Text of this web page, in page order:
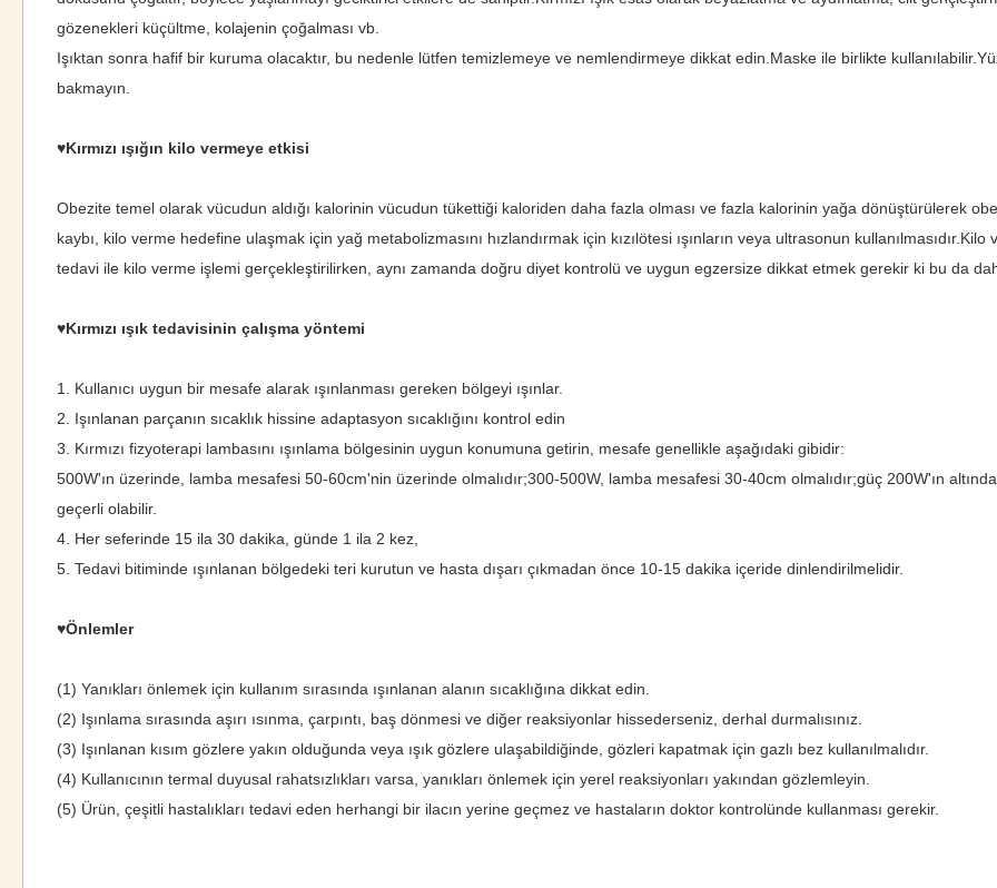
gözenekleri küçültme, kolajenin çoğalması vb.
Işıktan sonra hafif bir kuruma olacaktır, bu nedenle lütfen temizlemeye ve nemlendirmeye dikkat edin.Maske ile birlikte
bakmayın.
♥Kırmızı ışığın kilo vermeye etkisi
Obezite temel olarak vücudun aldığı kalorinin vücudun tükettiği kaloriden daha fazla olması ve fazla kalorinin yağa dönüştürülerek
kaybı, kilo verme hedefine ulaşmak için yağ metabolizmasını hızlandırmak için kızılötesi ışınların veya ultrasonun
tedavi ile kilo verme işlemi gerçekleştirilirken, aynı zamanda doğru diyet kontrolü ve uygun egzersize dikkat etmek gerekir ki bu da
♥Kırmızı ışık tedavisinin çalışma yöntemi
1. Kullanıcı uygun bir mesafe alarak ışınlanması gereken bölgeyi ışınlar.
2. Işınlanan parçanın sıcaklık hissine adaptasyon sıcaklığını kontrol edin
3. Kırmızı fizyoterapi lambasını ışınlama bölgesinin uygun konumuna getirin, mesafe genellikle aşağıdaki gibidir:
500W'ın üzerinde, lamba mesafesi 50-60cm'nin üzerinde olmalıdır;300-500W, lamba mesafesi 30-40cm olmalıdır;güç 200W'ın
geçerli olabilir.
4. Her seferinde 15 ila 30 dakika, günde 1 ila 2 kez,
5. Tedavi bitiminde ışınlanan bölgedeki teri kurutun ve hasta dışarı çıkmadan önce 10-15 dakika içeride dinlendirilmelidir.
♥Önlemler
(1) Yanıkları önlemek için kullanım sırasında ışınlanan alanın sıcaklığına dikkat edin.
(2) Işınlama sırasında aşırı ısınma, çarpıntı, baş dönmesi ve diğer reaksiyonlar hissederseniz, derhal durmalısınız.
(3) Işınlanan kısım gözlere yakın olduğunda veya ışık gözlere ulaşabildiğinde, gözleri kapatmak için gazlı bez kullanılmalıdır.
(4) Kullanıcının termal duyusal rahatsızlıkları varsa, yanıkları önlemek için yerel reaksiyonları yakından gözlemleyin.
(5) Ürün, çeşitli hastalıkları tedavi eden herhangi bir ilacın yerine geçmez ve hastaların doktor kontrolünde kullanması gerekir.